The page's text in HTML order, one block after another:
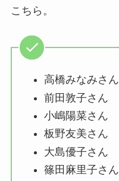
こちら。
高橋みなみさん
前田敦子さん
小嶋陽菜さん
板野友美さん
大島優子さん
篠田麻里子さん